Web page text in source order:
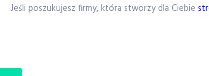
Jeśli poszukujesz firmy, która stworzy dla Ciebie